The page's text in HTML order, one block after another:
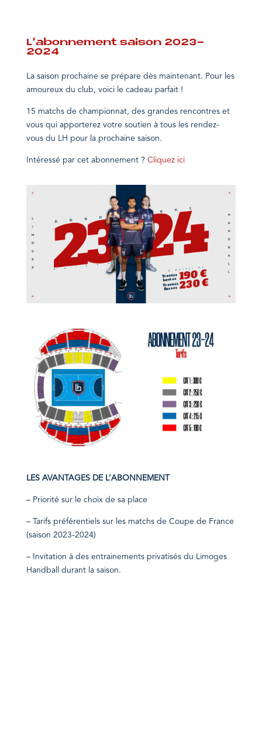
L’abonnement saison 2023-
2024
La saison prochaine se prépare dès maintenant. Pour les
amoureux du club, voici le cadeau parfait !
15 matchs de championnat, des grandes rencontres et
vous qui apporterez votre soutien à tous les rendez-
vous du LH pour la prochaine saison.
Intéressé par cet abonnement ? Cliquez ici
LES AVANTAGES DE L’ABONNEMENT
– Priorité sur le choix de sa place
– Tarifs préférentiels sur les matchs de Coupe de France
(saison 2023-2024)
– Invitation à des entrainements privatisés du Limoges
Handball durant la saison.